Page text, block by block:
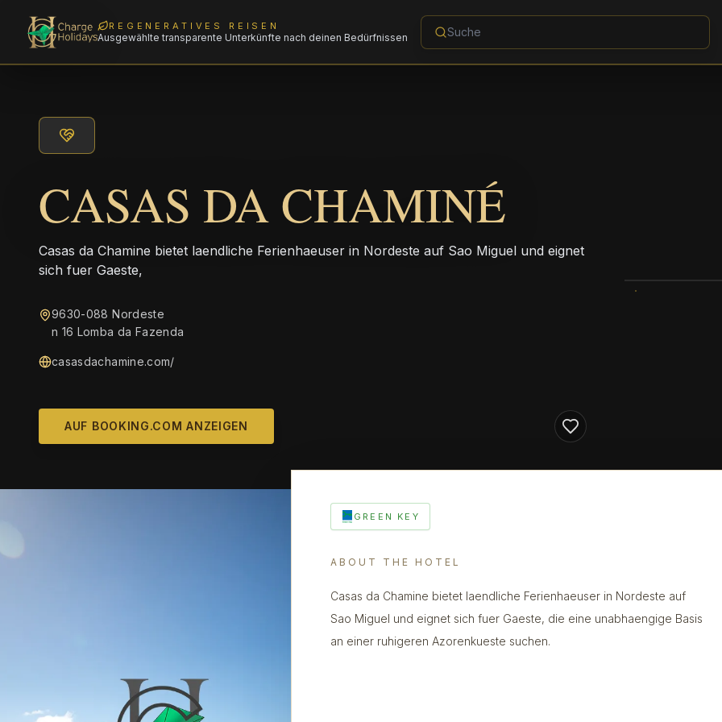
REGENERATIVES REISEN
Ausgewählte transparente Unterkünfte nach deinen Bedürfnissen
CASAS DA CHAMINÉ
Casas da Chamine bietet laendliche Ferienhaeuser in Nordeste auf Sao Miguel und eignet
sich fuer Gaeste,
9630-088 Nordeste
n 16 Lomba da Fazenda
casasdachamine.com/
AUF BOOKING.COM ANZEIGEN
GREEN KEY
ABOUT THE HOTEL
Casas da Chamine bietet laendliche Ferienhaeuser in Nordeste auf
Sao Miguel und eignet sich fuer Gaeste, die eine unabhaengige Basis
an einer ruhigeren Azorenkueste suchen.